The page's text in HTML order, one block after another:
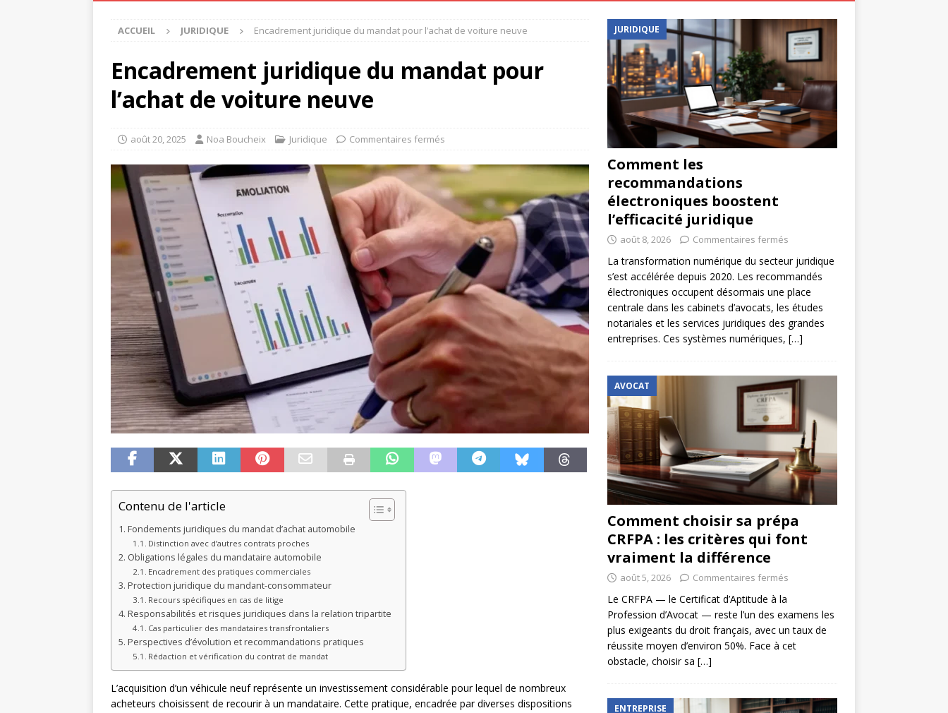
ACCUEIL JURIDIQUE Encadrement juridique du mandat pour l’achat de voiture neuve
Encadrement juridique du mandat pour
l’achat de voiture neuve
août 20, 2025 Noa Boucheix Juridique Commentaires fermés
Contenu de l'article
Fondements juridiques du mandat d’achat automobile
Distinction avec d’autres contrats proches
Obligations légales du mandataire automobile
Encadrement des pratiques commerciales
Protection juridique du mandant-consommateur
Recours spécifiques en cas de litige
Responsabilités et risques juridiques dans la relation tripartite
Cas particulier des mandataires transfrontaliers
Perspectives d’évolution et recommandations pratiques
Rédaction et vérification du contrat de mandat
L’acquisition d’un véhicule neuf représente un investissement considérable pour lequel de nombreux
acheteurs choisissent de recourir à un mandataire. Cette pratique, encadrée par diverses dispositions
JURIDIQUE
Comment les
recommandations
électroniques boostent
l’efficacité juridique
août 8, 2026 Commentaires fermés
La transformation numérique du secteur juridique
s’est accélérée depuis 2020. Les recommandés
électroniques occupent désormais une place
centrale dans les cabinets d’avocats, les études
notariales et les services juridiques des grandes
entreprises. Ces systèmes numériques, […]
AVOCAT
Comment choisir sa prépa
CRFPA : les critères qui font
vraiment la différence
août 5, 2026 Commentaires fermés
Le CRFPA — le Certificat d’Aptitude à la
Profession d’Avocat — reste l’un des examens les
plus exigeants du droit français, avec un taux de
réussite moyen d’environ 50%. Face à cet
obstacle, choisir sa […]
ENTREPRISE